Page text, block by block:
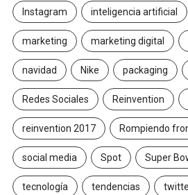
Instagram inteligencia artificial
marketing marketing digital
navidad Nike packaging
Redes Sociales Reinvention
reinvention 2017 Rompiendo
social media Spot Super
tecnología tendencias